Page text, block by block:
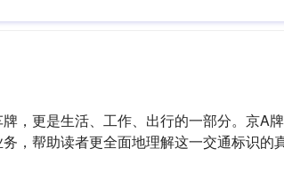
，更是生活、工作、出行的一部分。京A
，帮助读者更全面地理解这一交通标识的真